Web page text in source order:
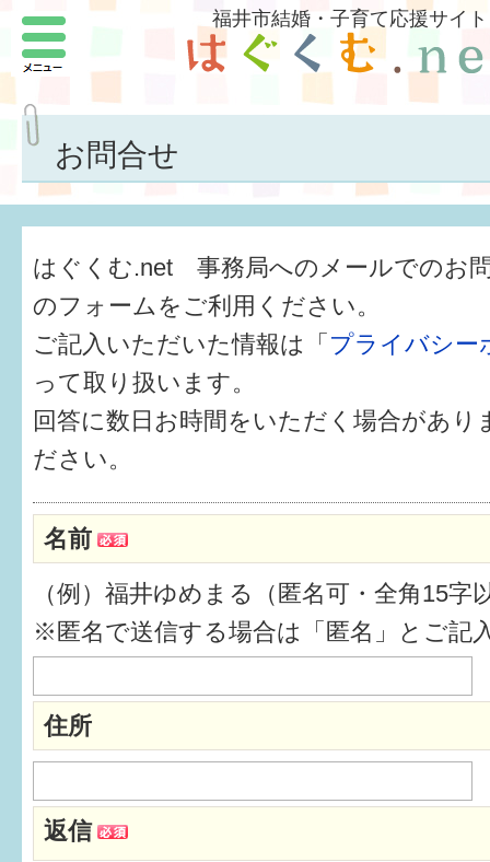
福井市結婚・子育て応援サイト
お問合せ
はぐくむ.net 事務局へのメールでのお
のフォームをご利用ください。
ご記入いただいた情報は「 プライバシー
って取り扱います。
回答に数日お時間をいただく場合があり
ださい。
名前
（例）福井ゆめまる（匿名可・全角15字
※匿名で送信する場合は「匿名」とご記
住所
返信
メニュー
結婚したい
子どもがほしい
福井の子育て環境
子どもを育てよう
もしものときの緊急連絡先
届出・手当・助成
健診・予防接種
仲間づくり・遊び場
子どもを預けたい
入園・入学
相談したい
さまざまな支援
子育てカレンダー